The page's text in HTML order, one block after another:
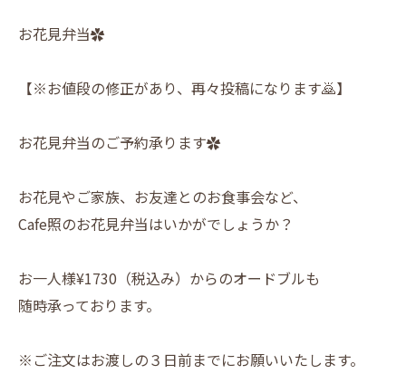
お花見弁当✿
【※お値段の修正があり、再々投稿になります🙇】
お花見弁当のご予約承ります✿
お花見やご家族、お友達とのお食事会など、
Cafe照のお花見弁当はいかがでしょうか？
お一人様¥1730（税込み）からのオードブルも
随時承っております。
※ご注文はお渡しの３日前までにお願いいたします。